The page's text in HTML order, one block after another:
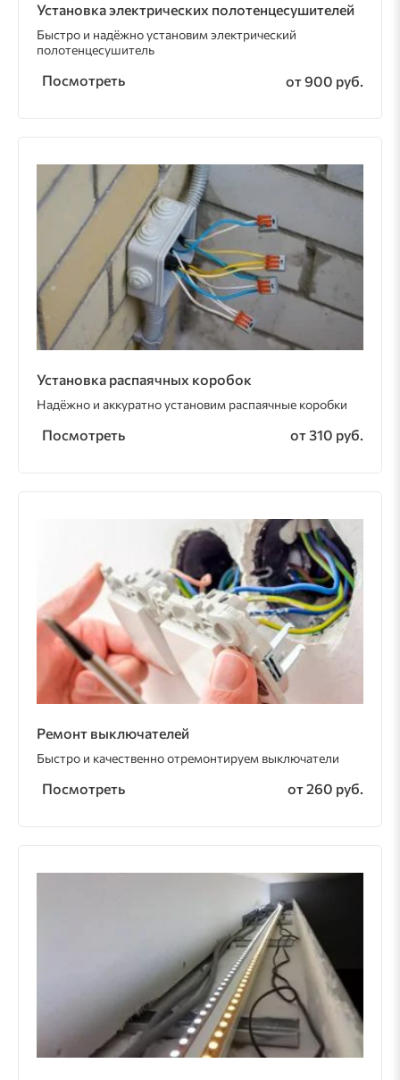
Установка электрических полотенцесушителей
Быстро и надёжно установим электрический
полотенцесушитель
Посмотреть от 900 руб.
Установка распаячных коробок
Надёжно и аккуратно установим распаячные коробки
Посмотреть от 310 руб.
Ремонт выключателей
Быстро и качественно отремонтируем выключатели
Посмотреть от 260 руб.